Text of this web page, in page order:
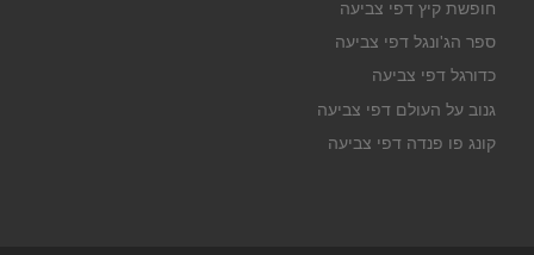
חופשת קיץ דפי צביעה
ספר הג'ונגל דפי צביעה
כדורגל דפי צביעה
גנוב על העולם דפי צביעה
קונג פו פנדה דפי צביעה